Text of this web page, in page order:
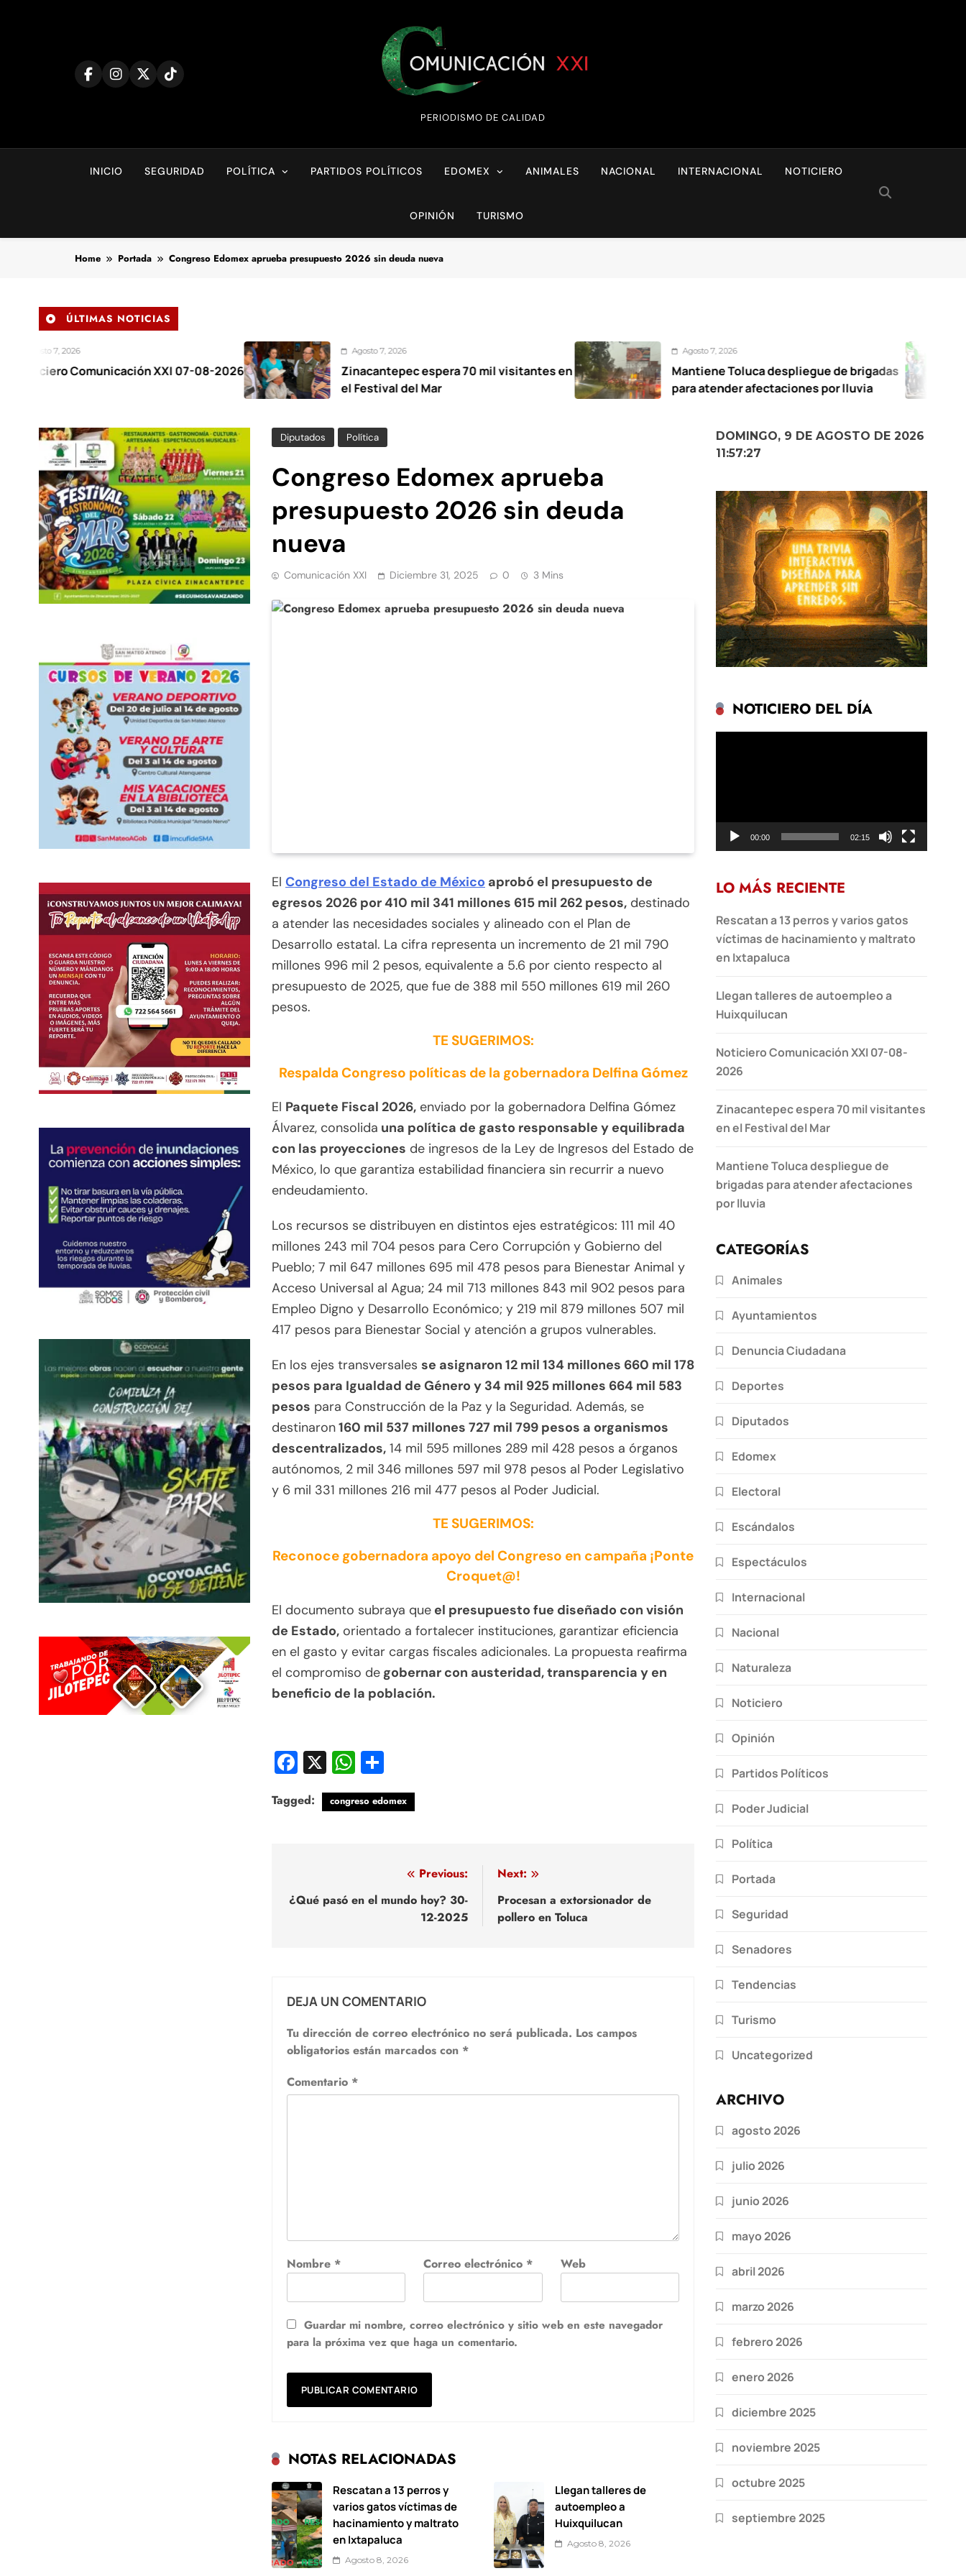
Comunicación XXI
PERIODISMO DE CALIDAD
INICIO SEGURIDAD POLÍTICA PARTIDOS POLÍTICOS EDOMEX ANIMALES NACIONAL INTERNACIONAL NOTICIERO
OPINIÓN TURISMO
Home Portada Congreso Edomex aprueba presupuesto 2026 sin deuda nueva
ÚLTIMAS NOTICIAS
XXI 07-08-2026
Agosto 7, 2026
Zinacantepec espera 70 mil visitantes en
el Festival del Mar
Agosto 7, 2026
Mantiene Toluca despliegue de brigadas
para atender afectaciones por lluvia
Diputados Política
Congreso Edomex aprueba
presupuesto 2026 sin deuda
nueva
Comunicación XXI Diciembre 31, 2025 0 3 Mins
El Congreso del Estado de México aprobó el presupuesto de
egresos 2026 por 410 mil 341 millones 615 mil 262 pesos, destinado
a atender las necesidades sociales y alineado con el Plan de
Desarrollo estatal. La cifra representa un incremento de 21 mil 790
millones 996 mil 2 pesos, equivalente a 5.6 por ciento respecto al
presupuesto de 2025, que fue de 388 mil 550 millones 619 mil 260
pesos.
TE SUGERIMOS:
Respalda Congreso políticas de la gobernadora Delfina Gómez
El Paquete Fiscal 2026, enviado por la gobernadora Delfina Gómez
Álvarez, consolida una política de gasto responsable y equilibrada
con las proyecciones de ingresos de la Ley de Ingresos del Estado de
México, lo que garantiza estabilidad financiera sin recurrir a nuevo
endeudamiento.
Los recursos se distribuyen en distintos ejes estratégicos: 111 mil 40
millones 243 mil 704 pesos para Cero Corrupción y Gobierno del
Pueblo; 7 mil 647 millones 695 mil 478 pesos para Bienestar Animal y
Acceso Universal al Agua; 24 mil 713 millones 843 mil 902 pesos para
Empleo Digno y Desarrollo Económico; y 219 mil 879 millones 507 mil
417 pesos para Bienestar Social y atención a grupos vulnerables.
En los ejes transversales se asignaron 12 mil 134 millones 660 mil 178
pesos para Igualdad de Género y 34 mil 925 millones 664 mil 583
pesos para Construcción de la Paz y la Seguridad. Además, se
destinaron160 mil 537 millones 727 mil 799 pesos a organismos
descentralizados, 14 mil 595 millones 289 mil 428 pesos a órganos
autónomos, 2 mil 346 millones 597 mil 978 pesos al Poder Legislativo
y 6 mil 331 millones 216 mil 477 pesos al Poder Judicial.
TE SUGERIMOS:
Reconoce gobernadora apoyo del Congreso en campaña ¡Ponte
Croquet@!
El documento subraya que el presupuesto fue diseñado con visión
de Estado, orientado a fortalecer instituciones, garantizar eficiencia
en el gasto y evitar cargas fiscales adicionales. La propuesta reafirma
el compromiso de gobernar con austeridad, transparencia y en
beneficio de la población.
Facebook
X WhatsApp
Tagged: congreso edomex
de
Previous:
¿Qué pasó en el mundo hoy? 30-
12-2025
Next:
Procesan a extorsionador de
pollero en Toluca
DEJA UN COMENTARIO
Tu dirección de correo electrónico no será publicada. Los campos
obligatorios están marcados con *
Comentario *
Nombre * Correo electrónico * Web
Guardar mi nombre, correo electrónico y sitio web en este navegador
para la próxima vez que haga un comentario.
NOTAS RELACIONADAS
Rescatan a 13 perros y
varios gatos víctimas de
hacinamiento y maltrato
en Ixtapaluca
Agosto 8, 2026
Llegan talleres de
autoempleo a
Huixquilucan
Agosto 8, 2026
DOMINGO, 9 DE AGOSTO DE 2026
11:57:28
NOTICIERO DEL DÍA
00:00 02:15
LO MÁS RECIENTE
Rescatan a 13 perros y varios gatos
víctimas de hacinamiento y maltrato
en Ixtapaluca
Llegan talleres de autoempleo a
Huixquilucan
Noticiero Comunicación XXI 07-08-
2026
Zinacantepec espera 70 mil visitantes
en el Festival del Mar
Mantiene Toluca despliegue de
brigadas para atender afectaciones
por lluvia
CATEGORÍAS
Animales
Ayuntamientos
Denuncia Ciudadana
Deportes
Diputados
Edomex
Electoral
Escándalos
Espectáculos
Internacional
Nacional
Naturaleza
Noticiero
Opinión
Partidos Políticos
Poder Judicial
Política
Portada
Seguridad
Senadores
Tendencias
Turismo
Uncategorized
ARCHIVO
agosto 2026
julio 2026
junio 2026
mayo 2026
abril 2026
marzo 2026
febrero 2026
enero 2026
diciembre 2025
noviembre 2025
octubre 2025
septiembre 2025